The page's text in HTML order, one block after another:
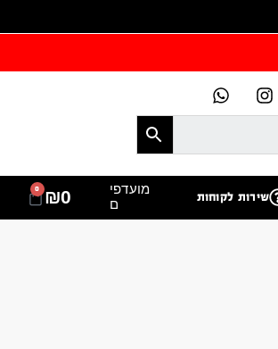
שירות לקוחות
מועדפי
ם
₪0
0